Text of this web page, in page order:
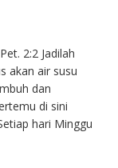
2:2 Jadilah
akan air susu
dan
di sini
hari Minggu
masa